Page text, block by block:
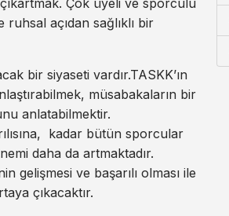
çıkartmak. Çok üyeli ve sporculu
açıdan sağlıklı bir
bir siyaseti vardır.TASKK’ın
müsabakaların bir
anlatabilmektir.
kadar bütün sporcular
daha da artmaktadır.
gelişmesi ve başarılı olması ile
çıkacaktır.